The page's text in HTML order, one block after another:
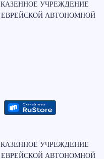
УЧРЕЖДЕНИЕ
АВТОНОМНОЙ
УЧРЕЖДЕНИЕ
АВТОНОМНОЙ